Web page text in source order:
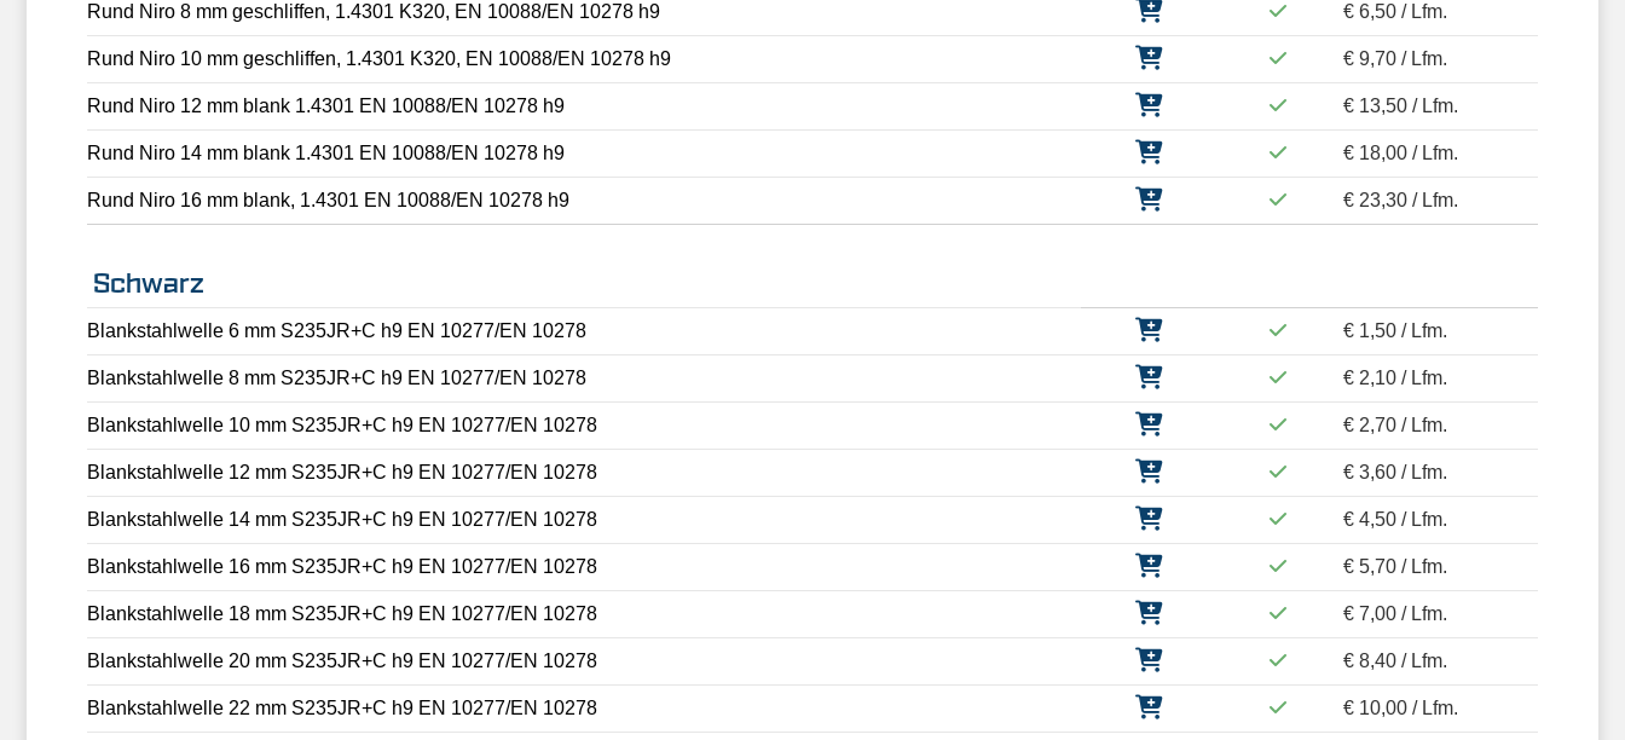
Rund Niro 8 mm geschliffen, 1.4301 K320, EN 10088/EN 10278 h9 € 6,50 / Lfm.
Rund Niro 10 mm geschliffen, 1.4301 K320, EN 10088/EN 10278 h9 € 9,70 / Lfm.
Rund Niro 12 mm blank 1.4301 EN 10088/EN 10278 h9 € 13,50 / Lfm.
Rund Niro 14 mm blank 1.4301 EN 10088/EN 10278 h9 € 18,00 / Lfm.
Rund Niro 16 mm blank, 1.4301 EN 10088/EN 10278 h9 € 23,30 / Lfm.
Schwarz
Blankstahlwelle 6 mm S235JR+C h9 EN 10277/EN 10278 € 1,50 / Lfm.
Blankstahlwelle 8 mm S235JR+C h9 EN 10277/EN 10278 € 2,10 / Lfm.
Blankstahlwelle 10 mm S235JR+C h9 EN 10277/EN 10278 € 2,70 / Lfm.
Blankstahlwelle 12 mm S235JR+C h9 EN 10277/EN 10278 € 3,60 / Lfm.
Blankstahlwelle 14 mm S235JR+C h9 EN 10277/EN 10278 € 4,50 / Lfm.
Blankstahlwelle 16 mm S235JR+C h9 EN 10277/EN 10278 € 5,70 / Lfm.
Blankstahlwelle 18 mm S235JR+C h9 EN 10277/EN 10278 € 7,00 / Lfm.
Blankstahlwelle 20 mm S235JR+C h9 EN 10277/EN 10278 € 8,40 / Lfm.
Blankstahlwelle 22 mm S235JR+C h9 EN 10277/EN 10278 € 10,00 / Lfm.